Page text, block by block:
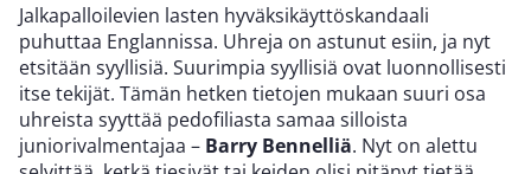
Jalkapalloilevien lasten hyväksikäyttöskandaali
puhuttaa Englannissa. Uhreja on astunut esiin, ja nyt
etsitään syyllisiä. Suurimpia syyllisiä ovat luonnollisesti
itse tekijät. Tämän hetken tietojen mukaan suuri osa
uhreista syyttää pedofiliasta samaa silloista
juniorivalmentajaa – Barry Bennelliä. Nyt on alettu